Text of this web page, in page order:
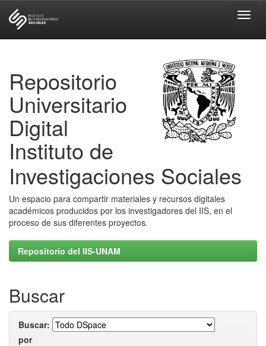
Repositorio
Universitario
Digital
Instituto de
Investigaciones Sociales
Un espacio para compartir materiales y recursos digitales
académicos producidos por los investigadores del IIS, en el
proceso de sus diferentes proyectos.
Repositorio del IIS-UNAM
Buscar
Buscar:
por